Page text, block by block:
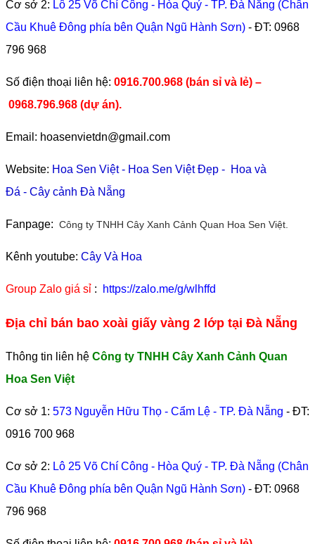
Cơ sở 2: Lô 25 Võ Chí Công - Hòa Quý - TP. Đà Nẵng (Chân
Cầu Khuê Đông phía bên Quận Ngũ Hành Sơn) - ĐT: 0968
796 968
​Số điện thoại liên hệ: 0916.700.968 (bán sỉ và lẻ) –
0968.796.968 (dự án).
Email: hoasenvietdn@gmail.com
Website: Hoa Sen Việt- Hoa Sen Việt Đẹp - Hoa và
Đá - Cây cảnh Đà Nẵng
Fanpage: Công ty TNHH Cây Xanh Cảnh Quan Hoa Sen Việt.
Kênh youtube: Cây Và Hoa
Group Zalo giá sỉ : https://zalo.me/g/wlhffd
Địa chỉ bán bao xoài giấy vàng 2 lớp tại Đà Nẵng
Thông tin liên hệ Công ty TNHH Cây Xanh Cảnh Quan
Hoa Sen Việt
Cơ sở 1: 573 Nguyễn Hữu Thọ - Cẩm Lệ - TP. Đà Nẵng - ĐT:
0916 700 968
Cơ sở 2: Lô 25 Võ Chí Công - Hòa Quý - TP. Đà Nẵng (Chân
Cầu Khuê Đông phía bên Quận Ngũ Hành Sơn) - ĐT: 0968
796 968